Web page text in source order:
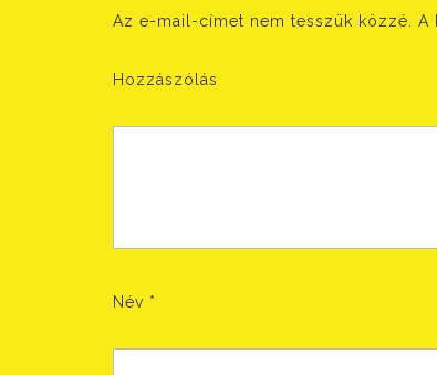
Az e-mail-címet nem tesszük közzé. A
Hozzászólás
Név *